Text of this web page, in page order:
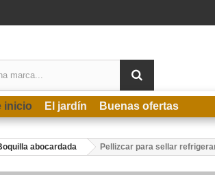
inicio El jardín Buenas ofertas
abocardada Pellizcar para sellar